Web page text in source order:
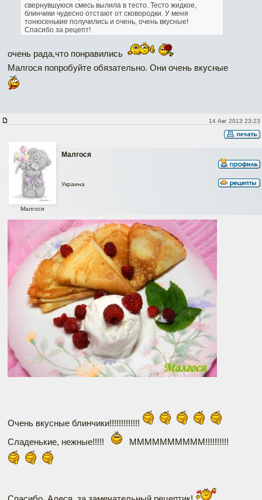
свернувшуюся смесь вылила в тесто. Тесто жидкое,
блинчики чудесно отстают от сковородки. У меня
тонюсенькие получились и очень, очень вкусные!
Спасибо за рецепт!
очень рада,что понравились
Малгося попробуйте обязательно. Они очень вкусные
14 Авг 2013 23:23
Малгося
Малгося
Украина
Очень вкусные блинчики!!!!!!!!!!!!!
Сладенькие, нежные!!!!!
ММММММММММ!!!!!!!!!!